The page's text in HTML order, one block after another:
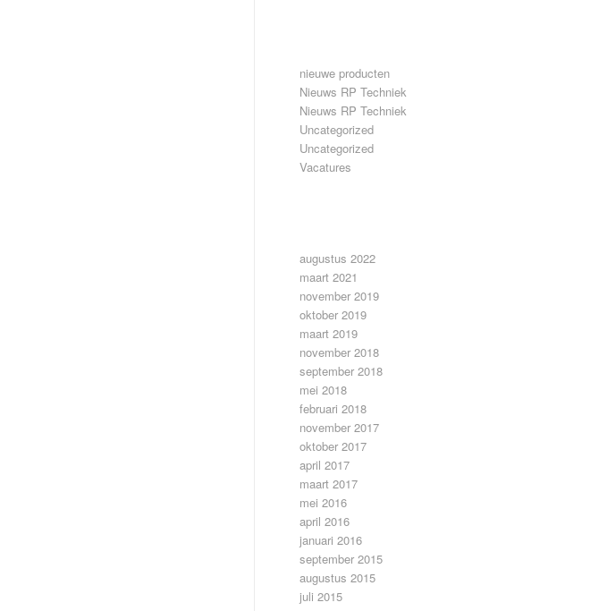
nieuwe producten
Nieuws RP Techniek
Nieuws RP Techniek
Uncategorized
Uncategorized
Vacatures
augustus 2022
maart 2021
november 2019
oktober 2019
maart 2019
november 2018
september 2018
mei 2018
februari 2018
november 2017
oktober 2017
april 2017
maart 2017
mei 2016
april 2016
januari 2016
september 2015
augustus 2015
juli 2015